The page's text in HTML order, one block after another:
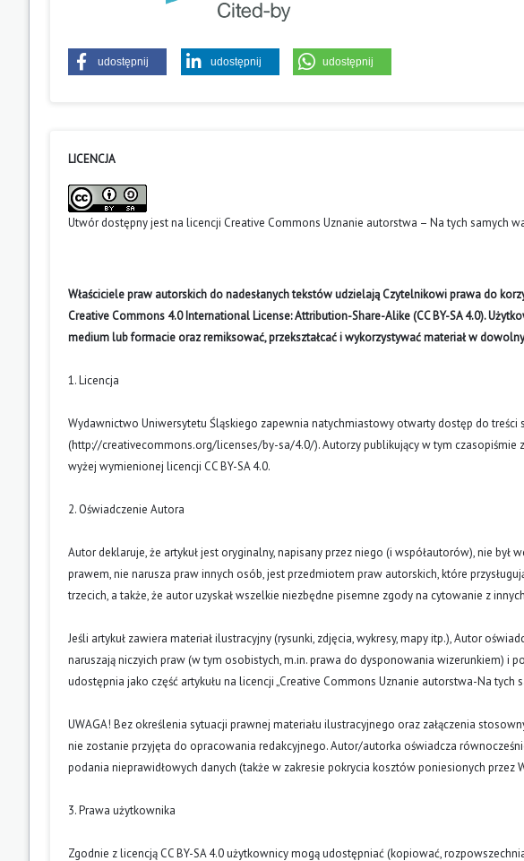
udostępnij udostępnij udostępnij
LICENCJA
Utwór dostępny jest na licencji Creative Commons Uznanie autorstwa – Na tych samych
Właściciele praw autorskich do nadesłanych tekstów udzielają Czytelnikowi prawa do
Creative Commons 4.0 International License: Attribution-Share-Alike (CC BY-SA 4.0).
medium lub formacie oraz remiksować, przekształcać i wykorzystywać materiał w
1. Licencja
Wydawnictwo Uniwersytetu Śląskiego zapewnia natychmiastowy otwarty dostęp do treści
(http://creativecommons.org/licenses/by-sa/4.0/). Autorzy publikujący w tym
wyżej wymienionej licencji CC BY-SA 4.0.
2. Oświadczenie Autora
Autor deklaruje, że artykuł jest oryginalny, napisany przez niego (i współautorów), nie był
prawem, nie narusza praw innych osób, jest przedmiotem praw autorskich, które
trzecich, a także, że autor uzyskał wszelkie niezbędne pisemne zgody na cytowanie z
Jeśli artykuł zawiera materiał ilustracyjny (rysunki, zdjęcia, wykresy, mapy itp.), Autor
naruszają niczyich praw (w tym osobistych, m.in. prawa do dysponowania wizerunkiem) i
udostępnia jako część artykułu na licencji „Creative Commons Uznanie autorstwa-Na tych
UWAGA! Bez określenia sytuacji prawnej materiału ilustracyjnego oraz załączenia
nie zostanie przyjęta do opracowania redakcyjnego. Autor/autorka oświadcza
podania nieprawidłowych danych (także w zakresie pokrycia kosztów poniesionych przez
3. Prawa użytkownika
Zgodnie z licencją CC BY-SA 4.0 użytkownicy mogą udostępniać (kopiować,